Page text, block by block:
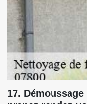
17.